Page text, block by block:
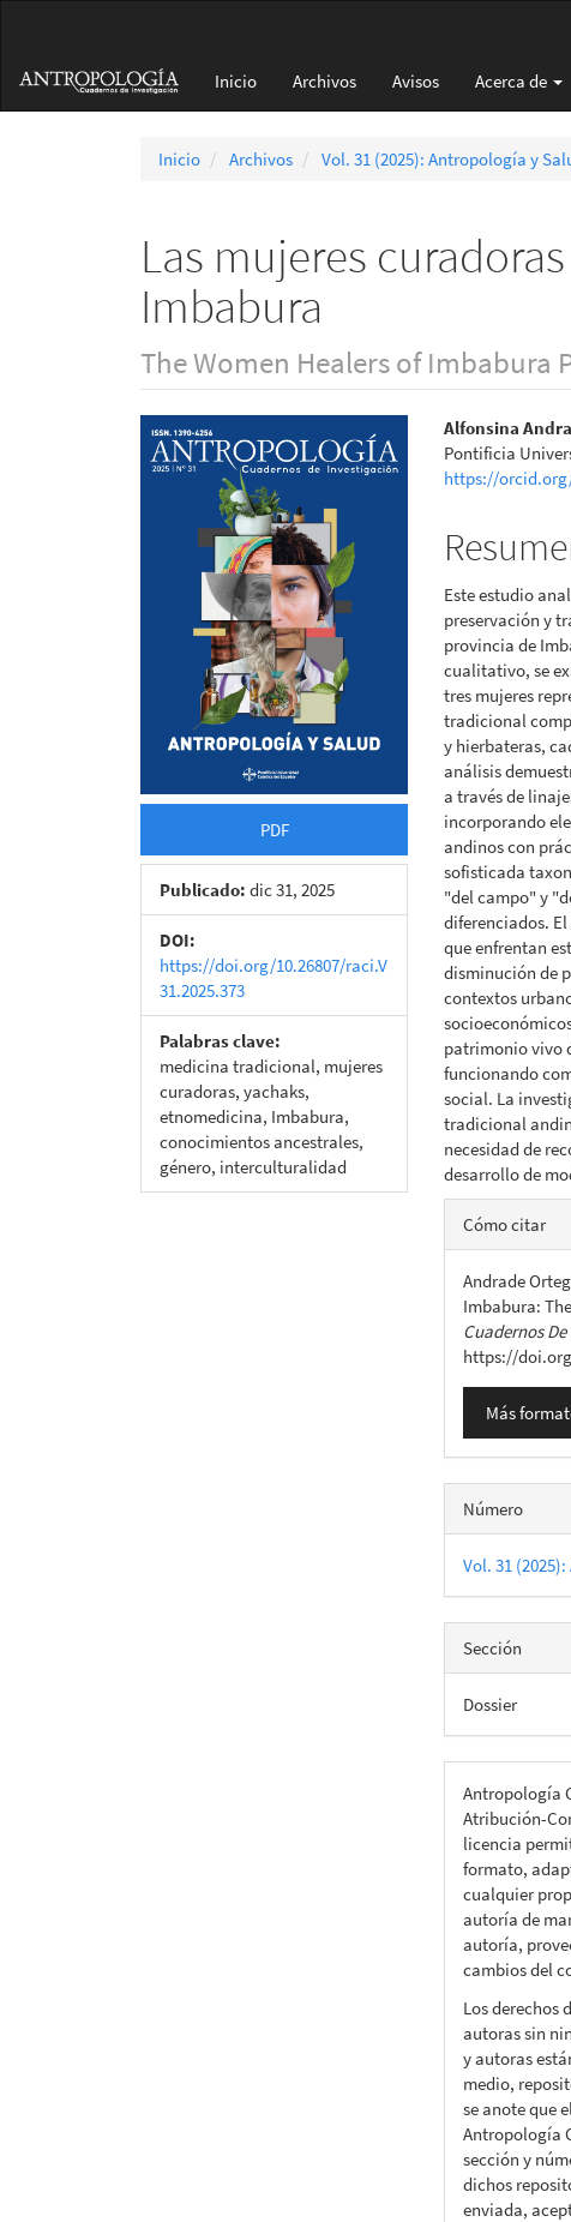
principal
Barra
Inicio Archivos Avisos Acerca de
Inicio Archivos Vol. 31 (2025): Antropología y
Las mujeres
Imbabura
The Women Healers of Imbabura
Barra
lateral
artículo
PDF
Publicado: dic 31, 2025
DOI:
https://doi.org/10.26807/raci.V
31.2025.373
Palabras clave:
medicina tradicional, mujeres
curadoras, yachaks,
etnomedicina, Imbabura,
conocimientos ancestrales,
género, interculturalidad
artículo
Alfonsina
Pontificia
https://orcid.org/
Este estudio
preservación y
provincia de
cualitativo, se
tres mujeres
tradicional
y hierbateras,
análisis
a través de
incorporando
andinos con
sofisticada
"del campo" y
diferenciados.
que enfrentan
disminución de
contextos
patrimonio vivo
funcionando
social. La
tradicional
necesidad de
desarrollo de
Detalles
del
artículo
Cómo citar
Andrade
Imbabura:
Cuadernos
https://
Más
Número
Vol. 31
Sección
Dossier
Antropología
Atribución-
licencia
formato,
cualquier
autoría de
autoría,
cambios del
Los derechos
autoras sin
y autoras
medio,
se anote que
Antropología
sección y
dichos
enviada,